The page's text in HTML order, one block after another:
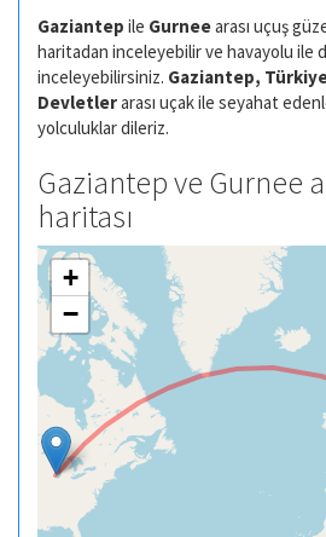
Gaziantep ile Gurneearası uçuş
haritadan inceleyebilir ve havayolu ile
inceleyebilirsiniz. Gaziantep,
Devletlerarası uçak ile seyahat
yolculuklar dileriz.
Gaziantep ve Gurnee
haritası
+
−